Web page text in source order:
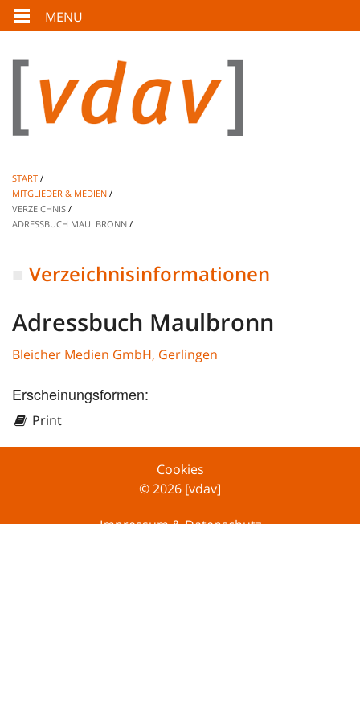
MENU
START
MITGLIEDER & MEDIEN
VERZEICHNIS
ADRESSBUCH MAULBRONN
Verzeichnisinformationen
Adressbuch Maulbronn
Bleicher Medien GmbH, Gerlingen
Erscheinungsformen:
Print
Cookies
© 2026 [vdav]
Impressum & Datenschutz